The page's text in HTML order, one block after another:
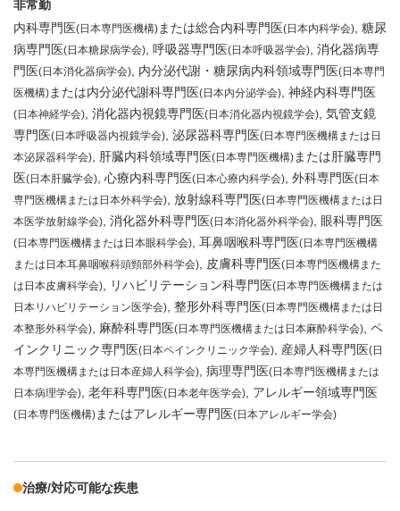
非常勤
内科専門医(日本専門医機構) または総合内科専門医(日本内科学会) 糖尿
病専門医(日本糖尿病学会) 呼吸器専門医(日本呼吸器学会) 消化器病専
門医(日本消化器病学会) 内分泌代謝・糖尿病内科領域専門医(日本専門
医機構) または内分泌代謝科専門医(日本内分泌学会) 神経内科専門医
(日本神経学会) 消化器内視鏡専門医(日本消化器内視鏡学会) 気管支鏡
専門医(日本呼吸器内視鏡学会) 泌尿器科専門医(日本専門医機構または日
本泌尿器科学会)
肝臓内科領域専門医(日本専門医機構) または肝臓専門
医(日本肝臓学会) 心療内科専門医(日本心療内科学会) 外科専門医(日本
専門医機構または日本外科学会)
放射線科専門医(日本専門医機構または日
本医学放射線学会) 消化器外科専門医(日本消化器外科学会) 眼科専門医
(日本専門医機構または日本眼科学会) 耳鼻咽喉科専門医(日本専門医機構
または日本耳鼻咽喉科頭頸部外科学会)
皮膚科専門医(日本専門医機構また
は日本皮膚科学会)
リハビリテーション科専門医(日本専門医機構または
日本リハビリテーション医学会) 整形外科専門医(日本専門医機構または日
本整形外科学会)
麻酔科専門医(日本専門医機構または日本麻酔科学会) ペ
インクリニック専門医(日本ペインクリニック学会) 産婦人科専門医(日
本専門医機構または日本産婦人科学会) 病理専門医(日本専門医機構または
日本病理学会) 老年科専門医(日本老年医学会) アレルギー領域専門医
(日本専門医機構) またはアレルギー専門医(日本アレルギー学会)
治療/対応可能な疾患